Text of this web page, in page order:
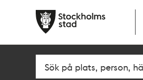
navigationen
huvudinnehållet
SökFritextsök